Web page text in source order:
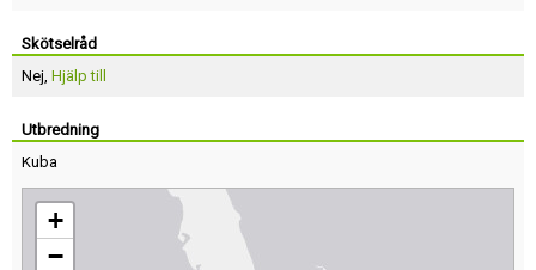
Skötselråd
Nej, Hjälp till
Utbredning
Kuba
+
−